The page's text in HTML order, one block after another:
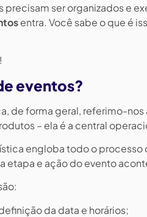
precisam ser organizados e
entra. Você sabe o que é
eventos?
de forma geral, referimo-
– ela é a central
engloba todo o
etapa e ação do evento
da data e horários;